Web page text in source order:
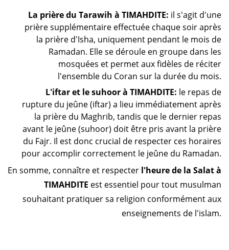
La prière du Tarawih à TIMAHDITE: il s'agit d'une
prière supplémentaire effectuée chaque soir après
la prière d'Isha, uniquement pendant le mois de
Ramadan. Elle se déroule en groupe dans les
mosquées et permet aux fidèles de réciter
l'ensemble du Coran sur la durée du mois.
L'iftar et le suhoor à TIMAHDITE: le repas de
rupture du jeûne (iftar) a lieu immédiatement après
la prière du Maghrib, tandis que le dernier repas
avant le jeûne (suhoor) doit être pris avant la prière
du Fajr. Il est donc crucial de respecter ces horaires
pour accomplir correctement le jeûne du Ramadan.
En somme, connaître et respecter l'heure de la Salat à
TIMAHDITE est essentiel pour tout musulman
souhaitant pratiquer sa religion conformément aux
enseignements de l'islam.